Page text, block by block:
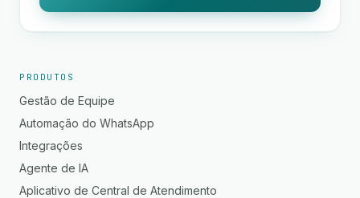
PRODUTOS
Gestão de Equipe
Automação do WhatsApp
Integrações
Agente de IA
Aplicativo de Central de Atendimento